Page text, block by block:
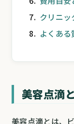
クリニッ
よくある
美容点滴
美容点滴とは、